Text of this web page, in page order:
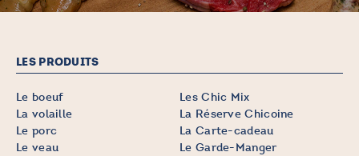
LES PRODUITS
Le boeuf
La volaille
Le porc
Le veau
Les Chic Mix
La Réserve Chicoine
La Carte-cadeau
Le Garde-Manger